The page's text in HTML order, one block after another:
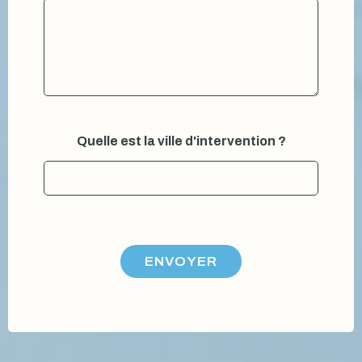
Quelle est la ville d'intervention ?
ENVOYER